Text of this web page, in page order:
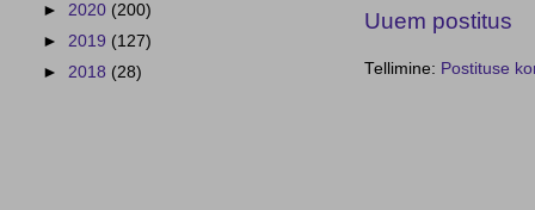
Uuem postitus
Tellimine: Postituse
► 2020 (200)
► 2019 (127)
► 2018 (28)